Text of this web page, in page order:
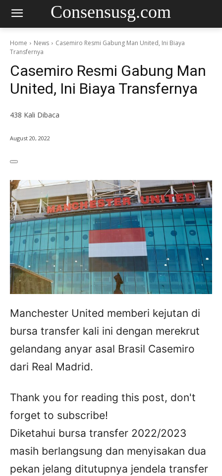
Consensusg.com
Home News
Casemiro Resmi Gabung Man United, Ini Biaya
Transfernya
Casemiro Resmi Gabung Man
United, Ini Biaya Transfernya
438 Kali Dibaca
August 20, 2022
Manchester United memberi kejutan di
bursa transfer kali ini dengan merekrut
gelandang anyar asal Brasil Casemiro
dari Real Madrid.
Thank you for reading this post, don't
forget to subscribe!
Diketahui bursa transfer 2022/2023
masih berlangsung dan menyisakan dua
pekan jelang ditutupnya jendela transfer